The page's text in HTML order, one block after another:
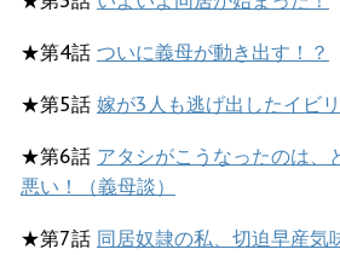
★第4話 ついに義母が動き出す！？
★第5話 嫁が3人も逃げ出したイビ
★第6話 アタシがこうなったのは、
悪い！（義母談）
★第7話 同居奴隷の私、切迫早産気